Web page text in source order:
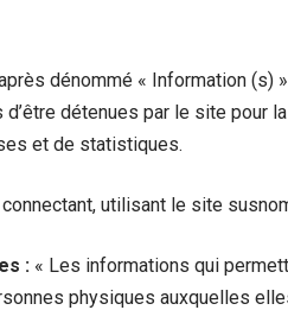
dénommé « Information (s)
détenues par le site pour
et de statistiques.
utilisant le site
: « Les informations qui
physiques auxquelles